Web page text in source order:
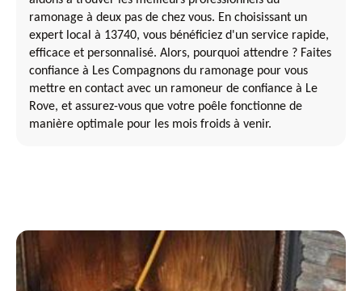
ramonage à deux pas de chez vous. En choisissant un
expert local à 13740, vous bénéficiez d'un service rapide,
efficace et personnalisé. Alors, pourquoi attendre ? Faites
confiance à Les Compagnons du ramonage pour vous
mettre en contact avec un ramoneur de confiance à Le
Rove, et assurez-vous que votre poêle fonctionne de
manière optimale pour les mois froids à venir.